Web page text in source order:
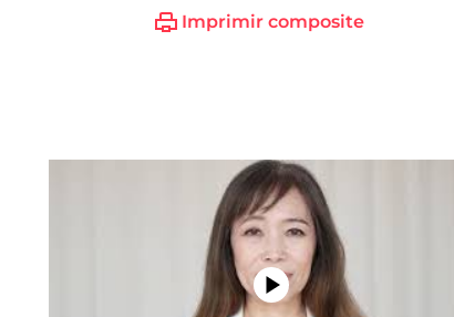
Imprimir composite